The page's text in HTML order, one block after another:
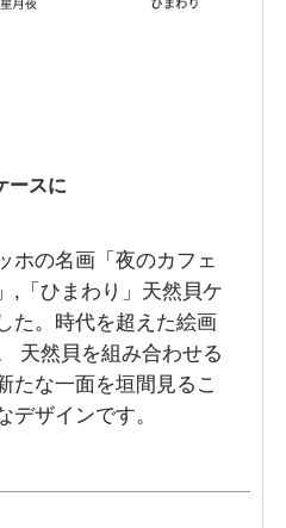
ースに
ホの名画「夜のカフェ
,「ひまわり」天然貝ケ
た。時代を超えた絵画
天然貝を組み合わせる
たな一面を垣間見るこ
デザインです。